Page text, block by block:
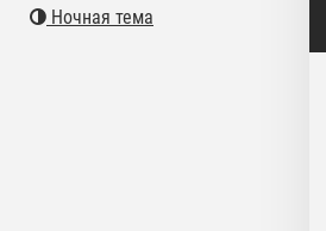
Ночная тема